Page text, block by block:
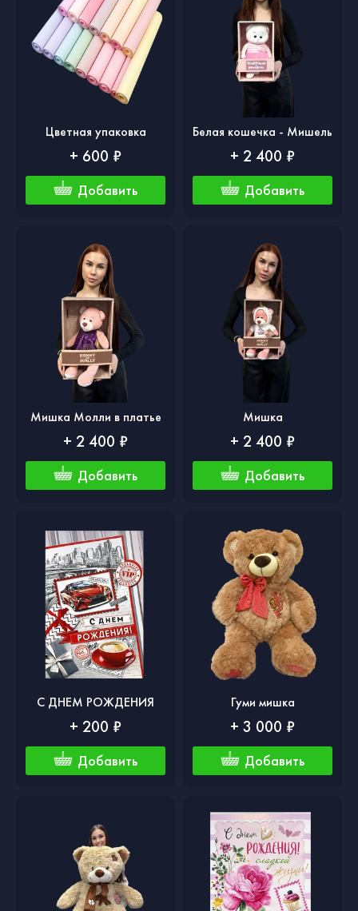
Цветная упаковка
+ 600 ₽
Добавить
Белая кошечка - Мишель
+ 2 400 ₽
Добавить
Мишка Молли в платье
+ 2 400 ₽
Добавить
Мишка
+ 2 400 ₽
Добавить
С ДНЕМ РОЖДЕНИЯ
+ 200 ₽
Добавить
Гуми мишка
+ 3 000 ₽
Добавить